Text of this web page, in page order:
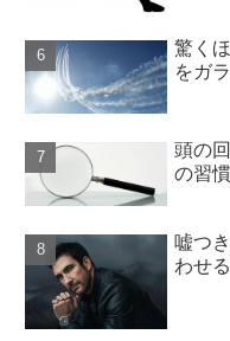
驚く
をガ
頭の
の習慣
嘘つ
わせ